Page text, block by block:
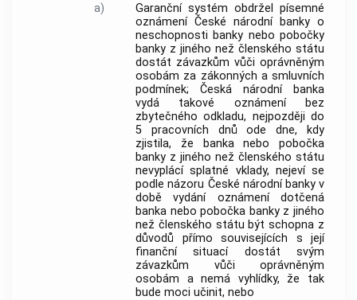
a)
Garanční systém obdržel písemné
oznámení České národní banky o
neschopnosti banky nebo pobočky
banky z jiného než členského státu
dostát závazkům vůči oprávněným
osobám za zákonných a smluvních
podmínek; Česká národní banka
vydá takové oznámení bez
zbytečného odkladu, nejpozději do
5 pracovních dnů ode dne, kdy
zjistila, že banka nebo pobočka
banky z jiného než členského státu
nevyplácí splatné vklady, nejeví se
podle názoru České národní banky v
době vydání oznámení dotčená
banka nebo pobočka banky z jiného
než členského státu být schopna z
důvodů přímo souvisejících s její
finanční situací dostát svým
závazkům vůči oprávněným
osobám a nemá vyhlídky, že tak
bude moci učinit, nebo